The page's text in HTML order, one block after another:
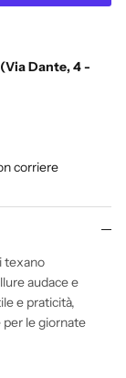
Dante, 4 -
corriere
texano
audace e
e praticità,
le giornate